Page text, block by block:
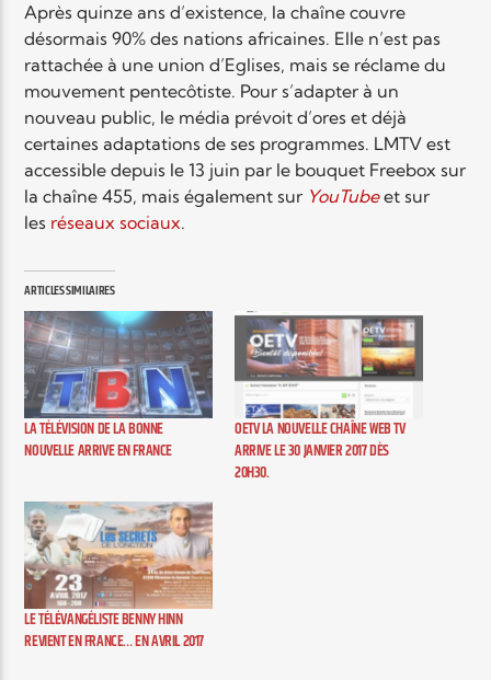
Après quinze ans d’existence, la chaîne couvre
désormais 90% des nations africaines. Elle n’est pas
rattachée à une union d’Eglises, mais se réclame du
mouvement pentecôtiste. Pour s’adapter à un
nouveau public, le média prévoit d’ores et déjà
certaines adaptations de ses programmes. LMTV est
accessible depuis le 13 juin par le bouquet Freebox sur
la chaîne 455, mais également sur YouTubeet sur
les réseaux sociaux.
ARTICLES SIMILAIRES
LA TÉLÉVISION DE LA BONNE
NOUVELLE ARRIVE EN FRANCE
OETV LA NOUVELLE CHAÎNE WEB TV
ARRIVE LE 30 JANVIER 2017 DÈS
20H30.
LE TÉLÉVANGÉLISTE BENNY HINN
REVIENT EN FRANCE… EN AVRIL 2017